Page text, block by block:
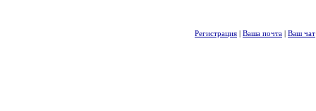
Регистрация | Ваша почта | Ваш чат